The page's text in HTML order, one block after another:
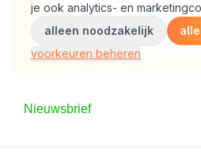
Nieuwsbrief